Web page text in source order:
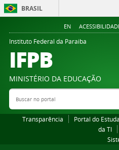
BRASIL
EN
Instituto Federal da Paraiba
IFPB
MINISTÉRIO DA EDUCAÇÃO
Buscar no portal
Transparência Portal do
da TI